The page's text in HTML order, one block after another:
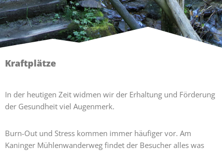
Kraftplätze
In der heutigen Zeit widmen wir der Erhaltung und Förderung
der Gesundheit viel Augenmerk.
Burn-Out und Stress kommen immer häufiger vor. Am
Kaninger Mühlenwanderweg findet der Besucher alles was